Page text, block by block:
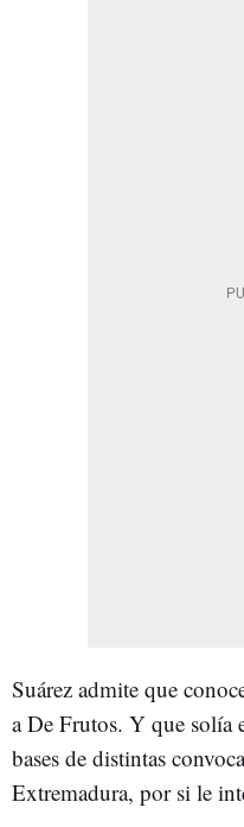
Suárez admite que
a De Frutos. Y que solía
bases de distintas
Extremadura, por si le